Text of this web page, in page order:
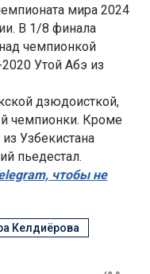
мира 2024
В 1/8 финала
чемпионкой
Утой Абэ из
дзюдоисткой,
чемпионки. Кроме
из Узбекистана
пьедестал.
чтобы не
Келдиёрова